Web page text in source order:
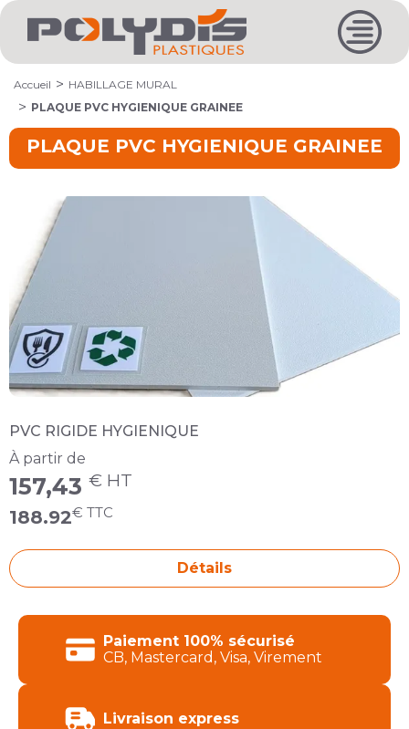
Accueil
HABILLAGE MURAL
PLAQUE PVC HYGIENIQUE GRAINEE
PLAQUE PVC HYGIENIQUE GRAINEE
PVC RIGIDE HYGIENIQUE
À partir de
157,43 € HT
188.92€ TTC
Détails
Paiement 100% sécurisé
CB, Mastercard, Visa, Virement
Livraison express